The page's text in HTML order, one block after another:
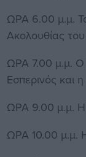
ΩΡΑ 6.00 μ.μ.
Ακολουθίας
ΩΡΑ 7.00 μ.μ. Ο
Εσπερινός και
ΩΡΑ 9.00 μ.μ.
ΩΡΑ 10.00 μ.μ.